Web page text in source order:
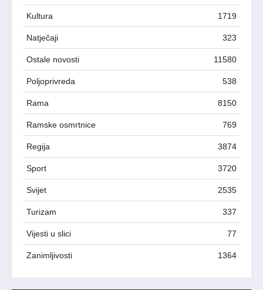
Kultura 1719
Natječaji 323
Ostale novosti 11580
Poljoprivreda 538
Rama 8150
Ramske osmrtnice 769
Regija 3874
Sport 3720
Svijet 2535
Turizam 337
Vijesti u slici 77
Zanimljivosti 1364